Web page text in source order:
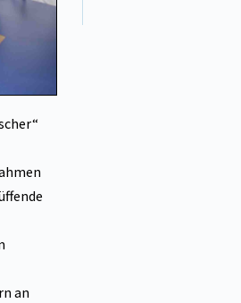
an